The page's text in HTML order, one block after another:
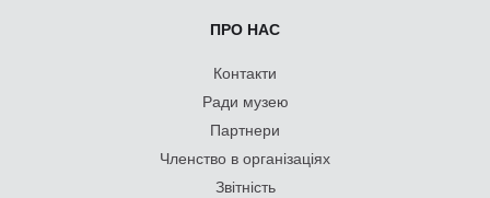
ПРО НАС
Контакти
Ради музею
Партнери
Членство в організаціях
Звітність